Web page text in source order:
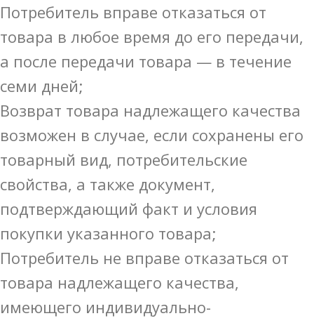
Потребитель вправе отказаться от
товара в любое время до его передачи,
а после передачи товара — в течение
семи дней;
Возврат товара надлежащего качества
возможен в случае, если сохранены его
товарный вид, потребительские
свойства, а также документ,
подтверждающий факт и условия
покупки указанного товара;
Потребитель не вправе отказаться от
товара надлежащего качества,
имеющего индивидуально-